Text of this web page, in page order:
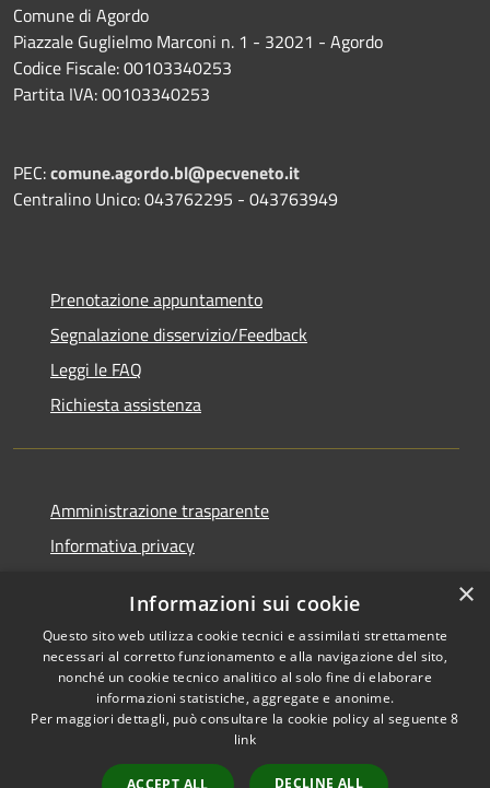
Comune di Agordo
Piazzale Guglielmo Marconi n. 1 - 32021 - Agordo
Codice Fiscale: 00103340253
Partita IVA: 00103340253
PEC:comune.agordo.bl@pecveneto.it
Centralino Unico: 043762295 - 043763949
Prenotazione appuntamento
Segnalazione disservizio/Feedback
Leggi le FAQ
Richiesta assistenza
Amministrazione trasparente
Informativa privacy
Dichiarazione di accessibilità
RSS
Copyright © 2026 • Comune di
Municipium •
×
Informazioni sui cookie
Questo sito web utilizza cookie tecnici e assimilati strettamente
necessari al corretto funzionamento e alla navigazione del sito,
nonché un cookie tecnico analitico al solo fine di elaborare
informazioni statistiche, aggregate e anonime.
Per maggiori dettagli, può consultare la cookie policy al seguente8
link
ACCEPT ALL DECLINE ALL